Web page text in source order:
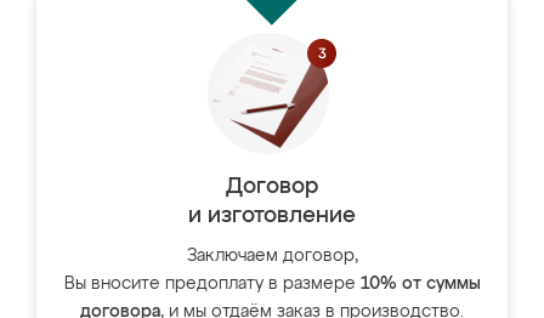
Договор
и изготовление
Заключаем договор,
Вы вносите предоплату в размере 10% от суммы
договора, и мы отдаём заказ в производство.